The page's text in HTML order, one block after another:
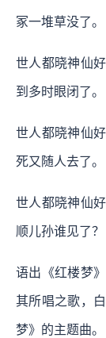
冢一堆草没了。
世人都晓神仙
到多时眼闭了。
世人都晓神仙
死又随人去了。
世人都晓神仙
顺儿孙谁见了？
语出《红楼梦
其所唱之歌，
梦》的主题曲。